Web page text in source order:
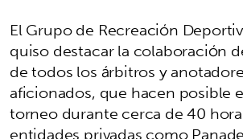
El Grupo de Recreación
quiso destacar la colaboración
de todos los árbitros y
aficionados, que hacen posible
torneo durante cerca de 40